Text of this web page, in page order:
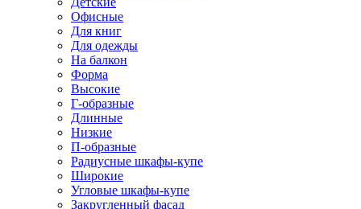
Офисные
Для книг
Для одежды
На балкон
Форма
Высокие
Г-образные
Длинные
Низкие
П-образные
Радиусные шкафы-купе
Широкие
Угловые шкафы-купе
Закругленный фасад